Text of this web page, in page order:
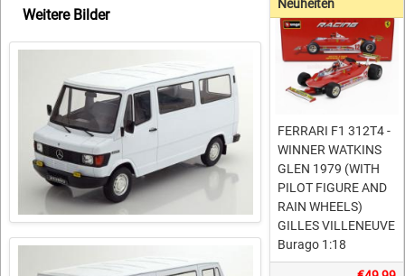
Weitere Bilder
Neuheiten
FERRARI F1 312T4 -
WINNER WATKINS
GLEN 1979 (WITH
PILOT FIGURE AND
RAIN WHEELS)
GILLES VILLENEUVE
Burago 1:18